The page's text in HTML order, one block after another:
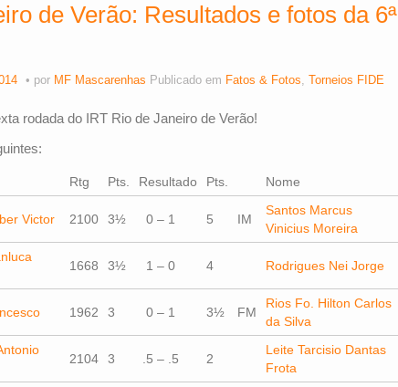
de Verão: Resultados e fotos da 6ª
por MF Mascarenhas Publicado em Fatos & Fotos, Torneios FIDE
rodada do IRT Rio de Janeiro de Verão!
Rtg Pts. Resultado Pts. Nome
Victor 2100 3½ 0 – 1 5 IM
Santos Marcus
Vinicius Moreira
1668 3½ 1 – 0 4 Rodrigues Nei Jorge
1962 3 0 – 1 3½ FM
Rios Fo. Hilton Carlos
da Silva
2104 3 .5 – .5 2
Leite Tarcisio Dantas
Frota